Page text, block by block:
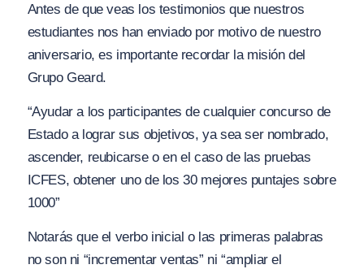
Antes de que veas los testimonios que nuestros
estudiantes nos han enviado por motivo de nuestro
aniversario, es importante recordar la misión del
Grupo Geard.
“Ayudar a los participantes de cualquier concurso de
Estado a lograr sus objetivos, ya sea ser nombrado,
ascender, reubicarse o en el caso de las pruebas
ICFES, obtener uno de los 30 mejores puntajes sobre
1000”
Notarás que el verbo inicial o las primeras palabras
no son ni “incrementar ventas” ni “ampliar el